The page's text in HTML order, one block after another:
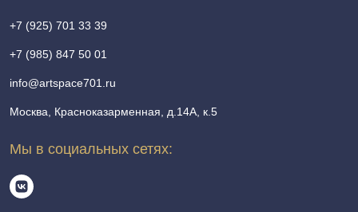
+7 (925) 701 33 39
+7 (985) 847 50 01
info@artspace701.ru
Москва, Красноказарменная, д.14А, к.5
Мы в социальных сетях: